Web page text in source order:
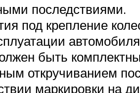
последствиями.
под крепление
быть
откручиванием
маркировки на